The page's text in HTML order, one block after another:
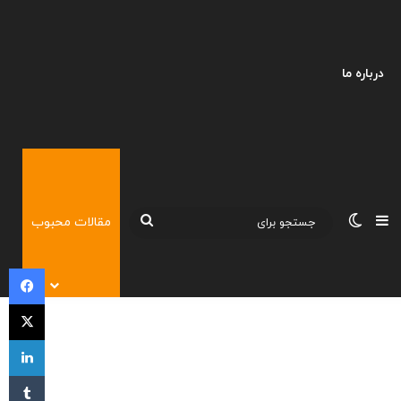
درباره ما
نوارکناریتغییر پوسته
جستجومقالات محبوب